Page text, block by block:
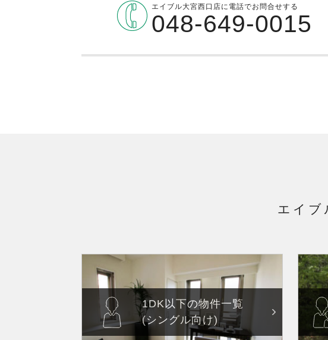
エイブル大宮西口店に電話でお問合せする
048-649-0015
エイブ
1DK以下の物件一覧
(シングル向け)